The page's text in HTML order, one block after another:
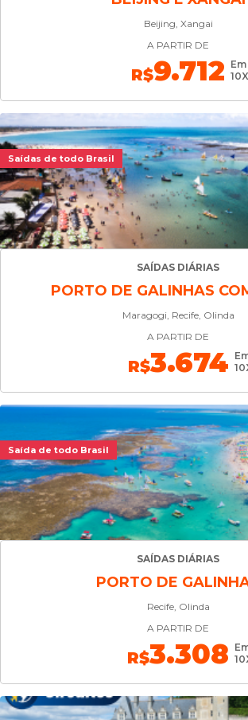
Beijing, Xangai
A PARTIR DE
R$9.712 10X
Saídas de todo Brasil
SAÍDAS DIÁRIAS
PORTO DE GALINHAS
Maragogi, Recife, Olinda
A PARTIR DE
R$3.674
Saída de todo Brasil
SAÍDAS DIÁRIAS
PORTO DE
Recife, Olinda
A PARTIR DE
R$3.308